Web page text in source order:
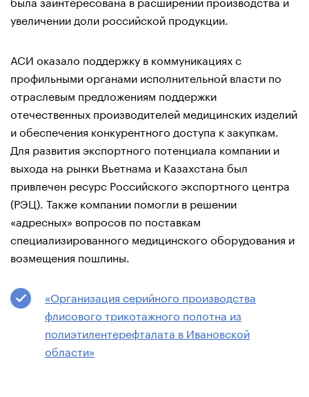
увеличении доли российской продукции.
АСИ оказало поддержку в коммуникациях с
профильными органами исполнительной власти по
отраслевым предложениям поддержки
отечественных производителей медицинских изделий
и обеспечения конкурентного доступа к закупкам.
Для развития экспортного потенциала компании и
выхода на рынки Вьетнама и Казахстана был
привлечен ресурс Российского экспортного центра
(РЭЦ). Также компании помогли в решении
«адресных» вопросов по поставкам
специализированного медицинского оборудования и
возмещения пошлины.
«Организация серийного производства
флисового трикотажного полотна из
полиэтилентерефталата в Ивановской
области»